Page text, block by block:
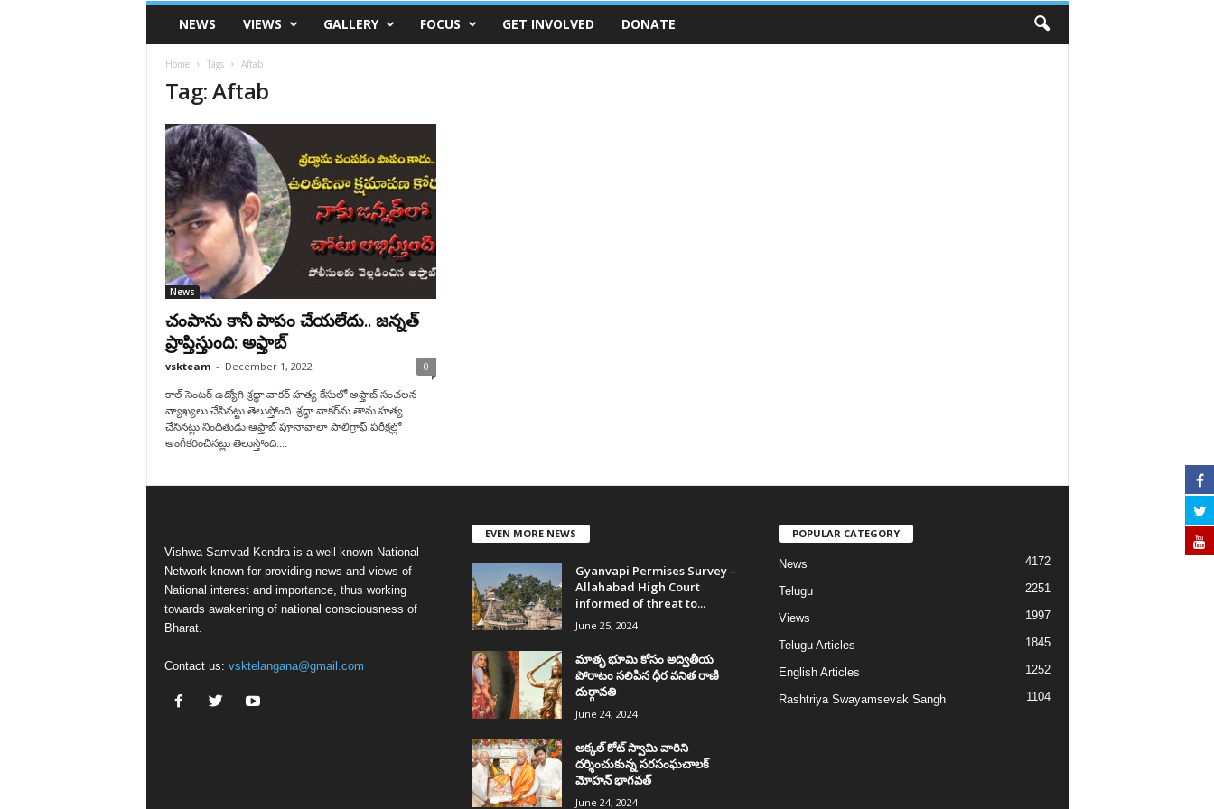
VSK
TelanganaNEWS VIEWS GALLERY FOCUS GET INVOLVED DONATE
Home Tags Aftab
Tag: Aftab
News
చంపాను కానీ పాపం చేయలేదు.. జన్నత్
ప్రాప్తిస్తుంది: అఫ్తాబ్
vskteam - December 1, 2022 0
కాల్‌ సెంటర్‌ ఉద్యోగి శ్రద్ధా వాకర్‌ హత్య కేసులో అఫ్తాబ్ సంచలన
వ్యాఖ్యలు చేసినట్టు తెలుస్తోంది. శ్రద్ధా వాకర్‌ను తాను హత్య
చేసినట్లు నిందితుడు ఆఫ్తాబ్‌ పూనావాలా పాలిగ్రాఫ్‌ పరీక్షల్లో
అంగీకరించినట్లు తెలుస్తోంది....
Vishwa Samvad Kendra is a well known National
Network known for providing news and views of
National interest and importance, thus working
towards awakening of national consciousness of
Bharat.
Contact us: vsktelangana@gmail.com
EVEN MORE NEWS
Gyanvapi Permises Survey –
Allahabad High Court
informed of threat to...
June 25, 2024
మాతృ భూమి కోసం అద్వితీయ
పోరాటం సలిపిన ధీర వనిత రాణి
దుర్గావతి
June 24, 2024
అక్కల్‌ కోట్‌ స్వామి వారిని
దర్శించుకున్న సరసంఘచాలక్
మోహన్ భాగవత్
June 24, 2024
POPULAR CATEGORY
News 4172
Telugu 2251
Views 1997
Telugu Articles 1845
English Articles 1252
Rashtriya Swayamsevak Sangh 1104